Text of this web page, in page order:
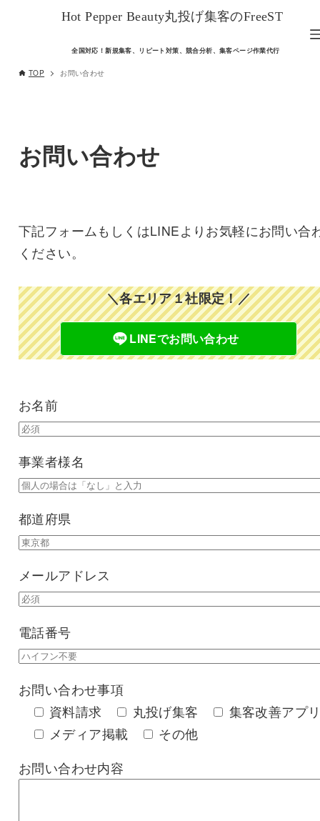
全国対応！新規集客、リピート対策、競合分析、集客ページ作業代行
Hot Pepper Beauty丸投げ集客のFreeST
TOP お問い合わせ
お問い合わせ
下記フォームもしくはLINEよりお気軽にお問い合
ください。
＼各エリア１社限定！／
LINEでお問い合わせ
お名前
事業者様名
都道府県
メールアドレス
電話番号
お問い合わせ事項
資料請求
丸投げ集客
集客改善アプ
メディア掲載
その他
お問い合わせ内容